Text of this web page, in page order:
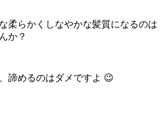
柔らかくしなやかな髪質になるのは
か？
諦めるのはダメですよ 😉